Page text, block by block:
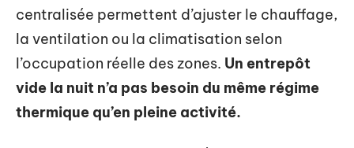
centralisée permettent d’ajuster le chauffage,
la ventilation ou la climatisation selon
l’occupation réelle des zones. Un entrepôt
vide la nuit n’a pas besoin du même régime
thermique qu’en pleine activité.